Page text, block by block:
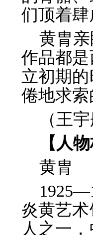
们顶着
黄胄
作品都是
立初期
倦地求索
（王宇
【人
黄胄
炎黄艺
人之一